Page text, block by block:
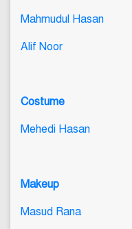
Mahmudul Hasan
Alif Noor
Costume
Mehedi Hasan
Makeup
Masud Rana